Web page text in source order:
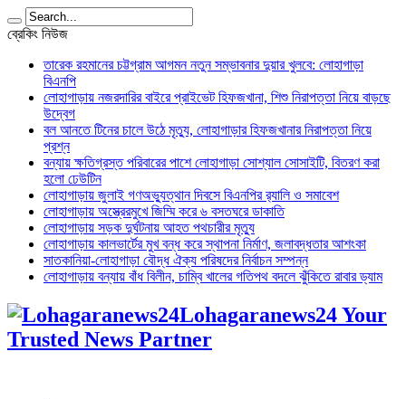
ব্রেকিং নিউজ
তারেক রহমানের চট্টগ্রাম আগমন নতুন সম্ভাবনার দুয়ার খুলবে: লোহাগাড়া
বিএনপি
লোহাগাড়ায় নজরদারির বাইরে প্রাইভেট হিফজখানা, শিশু নিরাপত্তা নিয়ে বাড়ছে
উদ্বেগ
বল আনতে টিনের চালে উঠে মৃত্যু, লোহাগাড়ার হিফজখানার নিরাপত্তা নিয়ে
প্রশ্ন
বন্যায় ক্ষতিগ্রস্ত পরিবারের পাশে লোহাগাড়া সোশ্যাল সোসাইটি, বিতরণ করা
হলো ঢেউটিন
লোহাগাড়ায় জুলাই গণঅভ্যুত্থান দিবসে বিএনপির র‌্যালি ও সমাবেশ
লোহাগাড়ায় অস্ত্রেরমুখে জিম্মি করে ৬ বসতঘরে ডাকাতি
লোহাগাড়ায় সড়ক দুর্ঘটনায় আহত পথচারীর মৃত্যু
লোহাগাড়ায় কালভার্টের মুখ বন্ধ করে স্থাপনা নির্মাণ, জলাবদ্ধতার আশংকা
সাতকানিয়া-লোহাগাড়া বৌদ্ধ ঐক্য পরিষদের নির্বাচন সম্পন্ন
লোহাগাড়ায় বন্যায় বাঁধ বিলীন, চাম্বি খালের গতিপথ বদলে ঝুঁকিতে রাবার ড্যাম
Lohagaranews24 Your
Trusted News Partner